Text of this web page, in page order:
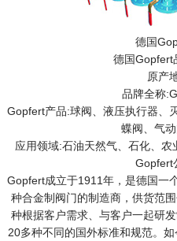
德国
德国Gopfert
原产
品牌全称
Gopfert产品:球阀、液压执行器、
蝶阀、气
应用领域:石油天然气、石化、
Gopfert
Gopfert成立于1911年，是德国一
种合金制阀门的制造商，供货范
种根据客户需求、与客户一起研
20多种不同的国外标准和规范。